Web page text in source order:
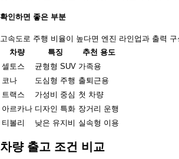
확인하면 좋은 부분
고속도로 주행 비율이 높다면 엔진 라인업과 출력
차량
특징
추천 용도
셀토스
균형형 SUV 가족용
코나
도심형 주행 출퇴근용
트랙스
가성비 중심 첫 차량
아르카나 디자인 특화 장거리 운행
티볼리
낮은 유지비 실속형 이용
차량 출고 조건 비교